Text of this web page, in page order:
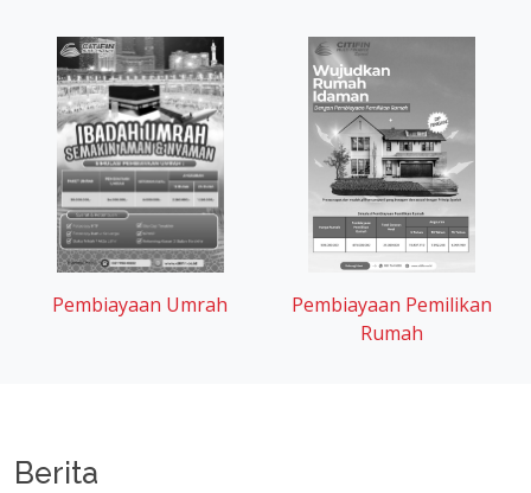
Pembiayaan Umrah
Pembiayaan Pemilikan
Rumah
Berita